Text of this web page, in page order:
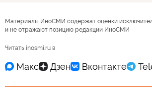
Материалы ИноСМИ содержат оценки
и не отражают позицию редакции ИноСМИ
Читать inosmi.ru в